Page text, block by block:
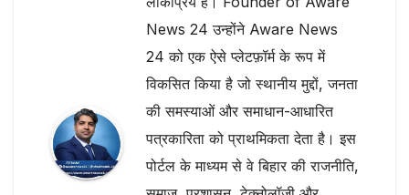
News 24 उन्होंने Aware News
24 को एक ऐसे प्लेटफ़ॉर्म के रूप में
विकसित किया है जो स्थानीय मुद्दों, जनता
की समस्याओं और समाधान-आधारित
पत्रकारिता को प्राथमिकता देता है। इस
पोर्टल के माध्यम से वे बिहार की राजनीति,